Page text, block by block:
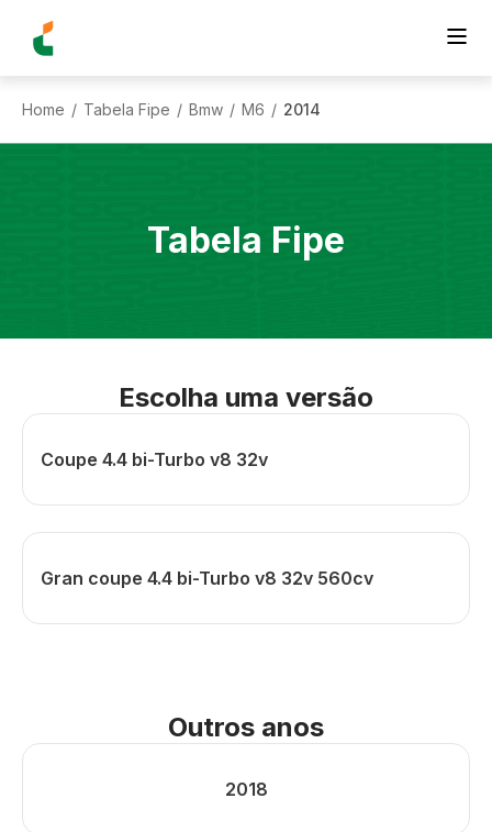
Home / Tabela Fipe / Bmw / M6 / 2014
Tabela Fipe
Escolha uma versão
Coupe 4.4 bi-Turbo v8 32v
Gran coupe 4.4 bi-Turbo v8 32v 560cv
Outros anos
2018